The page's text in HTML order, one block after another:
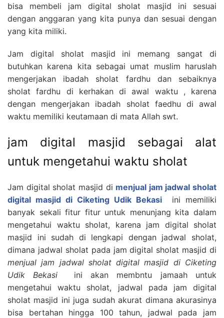
bisa membeli jam digital sholat masjid ini sesuai
dengan anggaran yang kita punya dan sesuai dengan
yang kita miliki.
Jam digital sholat masjid ini memang sangat di
butuhkan karena kita sebagai umat muslim haruslah
mengerjakan ibadah sholat fardhu dan sebaiknya
sholat fardhu di kerhakan di awal waktu , karena
dengan mengerjakan ibadah sholat faedhu di awal
waktu memiliki keutamaan di mata Allah swt.
jam digital masjid sebagai alat
untuk mengetahui waktu sholat
Jam digital sholat masjid di menjual jam jadwal sholat
digital masjid di Ciketing Udik Bekasi
ini memiliki
banyak sekali fitur fitur untuk menunjang kita dalam
mengetahui waktu sholat, karena jam digital sholat
masjid ini sudah di lengkapi dengan jadwal sholat,
dimana jadwal sholat pada jam digital sholat masjid di
menjual jam jadwal sholat digital masjid di Ciketing
Udik Bekasi ini akan membntu jamaah untuk
mengetahui waktu sholat, jadwal pada jam digital
sholat masjid ini juga sudah akurat dimana akurasinya
bisa bertahan hingga 100 tahun, jadwal pada jam